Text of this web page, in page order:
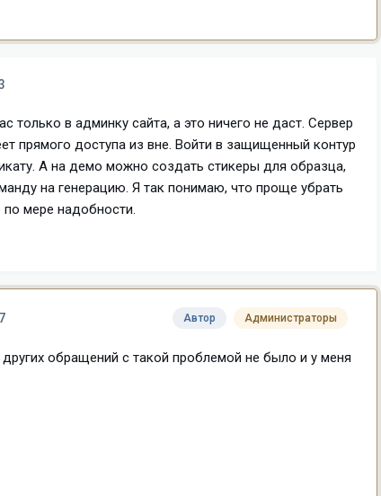
только в админку сайта, а это ничего не даст. Сервер
прямого доступа из вне. Войти в защищенный контур
А на демо можно создать стикеры для образца,
на генерацию. Я так понимаю, что проще убрать
по мере надобности.
Автор Администраторы
обращений с такой проблемой не было и у меня